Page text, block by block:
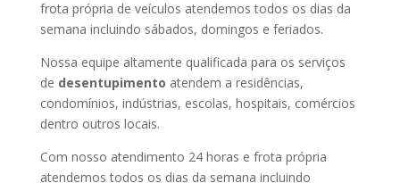
frota própria de veículos atendemos todos os dias da
semana incluindo sábados, domingos e feriados.
Nossa equipe altamente qualificada para os serviços
de desentupimento atendem a residências,
condomínios, indústrias, escolas, hospitais, comércios
dentro outros locais.
Com nosso atendimento 24 horas e frota própria
atendemos todos os dias da semana incluindo